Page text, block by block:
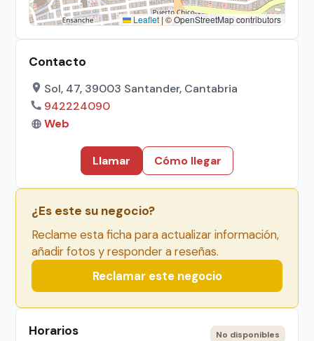
Leaflet|© OpenStreetMap contributors
Contacto
Sol, 47, 39003 Santander, Cantabria
942224090
Web
Llamar Cómo llegar
¿Es este su negocio?
Reclame esta ficha para actualizar información,
añadir fotos y responder a reseñas.
Reclamar este negocio
Horarios No disponibles